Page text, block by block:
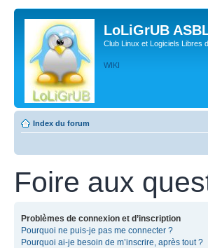
LoLiGrUB
Club Linux et Logiciels Libres
WIKI
Index du forum
Foire aux
Problèmes de connexion et d’inscription
Pourquoi ne puis-je pas me connecter ?
Pourquoi ai-je besoin de m’inscrire, après tout ?